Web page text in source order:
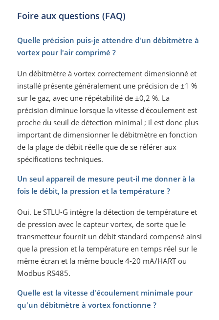
Foire aux questions (FAQ)
Quelle précision puis-je attendre d'un débitmètre à
vortex pour l'air comprimé ?
Un débitmètre à vortex correctement dimensionné et
installé présente généralement une précision de ±1 %
sur le gaz, avec une répétabilité de ±0,2 %. La
précision diminue lorsque la vitesse d'écoulement est
proche du seuil de détection minimal ; il est donc plus
important de dimensionner le débitmètre en fonction
de la plage de débit réelle que de se référer aux
spécifications techniques.
Un seul appareil de mesure peut-il me donner à la
fois le débit, la pression et la température ?
Oui. Le STLU-G intègre la détection de température et
de pression avec le capteur vortex, de sorte que le
transmetteur fournit un débit standard compensé ainsi
que la pression et la température en temps réel sur le
même écran et la même boucle 4-20 mA/HART ou
Modbus RS485.
Quelle est la vitesse d'écoulement minimale pour
qu'un débitmètre à vortex fonctionne ?